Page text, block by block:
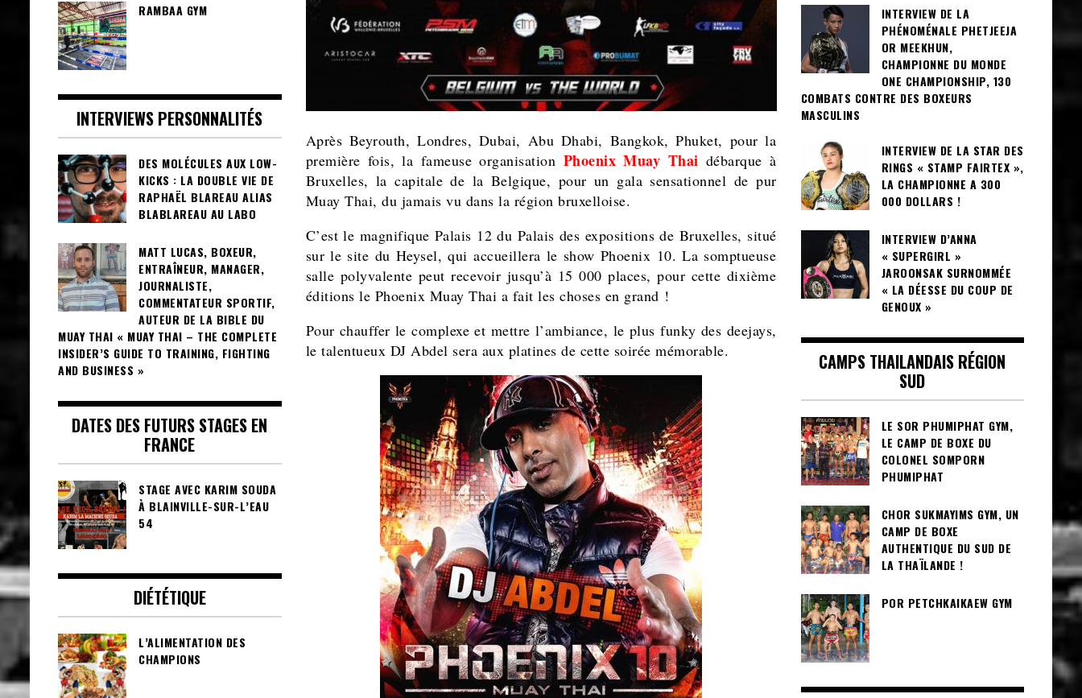
Après Beyrouth, Londres, Dubai, Abu Dhabi, Bangkok, Phuket, pour la
première fois, la fameuse organisation Phoenix Muay Thai débarque à
Bruxelles, la capitale de la Belgique, pour un gala sensationnel de pur
Muay Thai, du jamais vu dans la région bruxelloise.
C’est le magnifique Palais 12 du Palais des expositions de Bruxelles, situé
sur le site du Heysel, qui accueillera le show Phoenix 10. La somptueuse
salle polyvalente peut recevoir jusqu’à 15 000 places, pour cette dixième
éditions le Phoenix Muay Thai a fait les choses en grand !
Pour chauffer le complexe et mettre l’ambiance, le plus funky des deejays,
le talentueux DJ Abdel sera aux platines de cette soirée mémorable.
RAMBAA GYM
INTERVIEWS PERSONNALITÉS
DES MOLÉCULES AUX LOW-
KICKS : LA DOUBLE VIE DE
RAPHAËL BLAREAU ALIAS
BLABLAREAU AU LABO
MATT LUCAS, BOXEUR,
ENTRAÎNEUR, MANAGER,
JOURNALISTE,
COMMENTATEUR SPORTIF,
AUTEUR DE LA BIBLE DU
MUAY THAI « MUAY THAI – THE COMPLETE
INSIDER’S GUIDE TO TRAINING, FIGHTING
AND BUSINESS »
DATES DES FUTURS STAGES EN
FRANCE
STAGE AVEC KARIM SOUDA
À BLAINVILLE-SUR-L’EAU
54
DIÉTÉTIQUE
L’ALIMENTATION DES
CHAMPIONS
INTERVIEW DE LA
PHÉNOMÉNALE PHETJEEJA
OR MEEKHUN,
CHAMPIONNE DU MONDE
ONE CHAMPIONSHIP, 130
COMBATS CONTRE DES BOXEURS
MASCULINS
INTERVIEW DE LA STAR DES
RINGS « STAMP FAIRTEX »,
LA CHAMPIONNE A 300
000 DOLLARS !
INTERVIEW D’ANNA
« SUPERGIRL »
JAROONSAK SURNOMMÉE
« LA DÉESSE DU COUP DE
GENOUX »
CAMPS THAILANDAIS RÉGION
SUD
LE SOR PHUMIPHAT GYM,
LE CAMP DE BOXE DU
COLONEL SOMPORN
PHUMIPHAT
CHOR SUKMAYIMS GYM, UN
CAMP DE BOXE
AUTHENTIQUE DU SUD DE
LA THAÏLANDE !
POR PETCHKAIKAEW GYM